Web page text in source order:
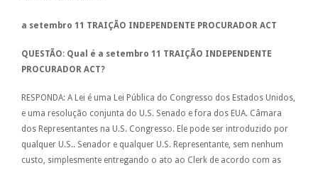
a setembro 11 TRAIÇÃO INDEPENDENTE PROCURADOR ACT
QUESTÃO: Qual é a setembro 11 TRAIÇÃO INDEPENDENTE
PROCURADOR ACT?
RESPONDA: A Lei é uma Lei Pública do Congresso dos Estados Unidos,
e uma resolução conjunta do U.S. Senado e fora dos EUA. Câmara
dos Representantes na U.S. Congresso. Ele pode ser introduzido por
qualquer U.S.. Senador e qualquer U.S. Representante, sem nenhum
custo, simplesmente entregando o ato ao Clerk de acordo com as